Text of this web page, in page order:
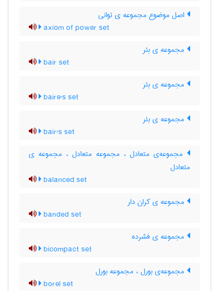
اصل موضوع مجموعه ی توانی
axiom of power set
مجموعه ی بئر
bair set
مجموعه ی بئر
baire's set
مجموعه ی بئر
bair's set
مجموعه‌ی متعادل ، مجموعه متعادل ، مجموعه ی
متعادل
balanced set
مجموعه ی کران دار
banded set
مجموعه ی فشرده
bicompact set
مجموعه‌ی بورل ، مجموعه بورل
borel set